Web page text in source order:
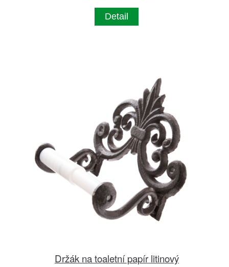
Detail
Držák na toaletní papír litinový